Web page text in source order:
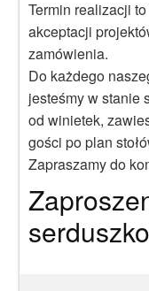
Termin realizacji
akceptacji
zamówienia.
Do każdego
jesteśmy w stanie
od winietek,
gości po plan
Zapraszamy do
serduszko